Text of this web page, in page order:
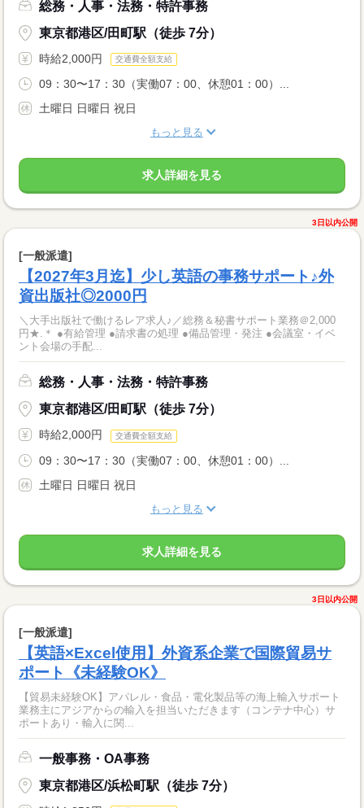
総務・人事・法務・特許事務
東京都港区/田町駅（徒歩 7分）
時給2,000円 交通費全額支給
09：30〜17：30（実働07：00、休憩01：00）...
土曜日 日曜日 祝日
もっと見る
求人詳細を見る
3日以内公開
[一般派遣]
【2027年3月迄】少し英語の事務サポート♪外
資出版社◎2000円
＼大手出版社で働けるレア求人♪／総務＆秘書サポート業務＠2,000
円★.＊ ●有給管理 ●請求書の処理 ●備品管理・発注 ●会議室・イベ
ント会場の手配...
総務・人事・法務・特許事務
東京都港区/田町駅（徒歩 7分）
時給2,000円 交通費全額支給
09：30〜17：30（実働07：00、休憩01：00）...
土曜日 日曜日 祝日
もっと見る
求人詳細を見る
3日以内公開
[一般派遣]
【英語×Excel使用】外資系企業で国際貿易サ
ポート《未経験OK》
【貿易未経験OK】アパレル・食品・電化製品等の海上輸入サポート
業務主にアジアからの輸入を担当いただきます（コンテナ中心）サ
ポートあり・輸入に関...
一般事務・OA事務
東京都港区/浜松町駅（徒歩 7分）